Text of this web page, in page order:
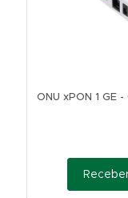
ONU xPON 1 GE